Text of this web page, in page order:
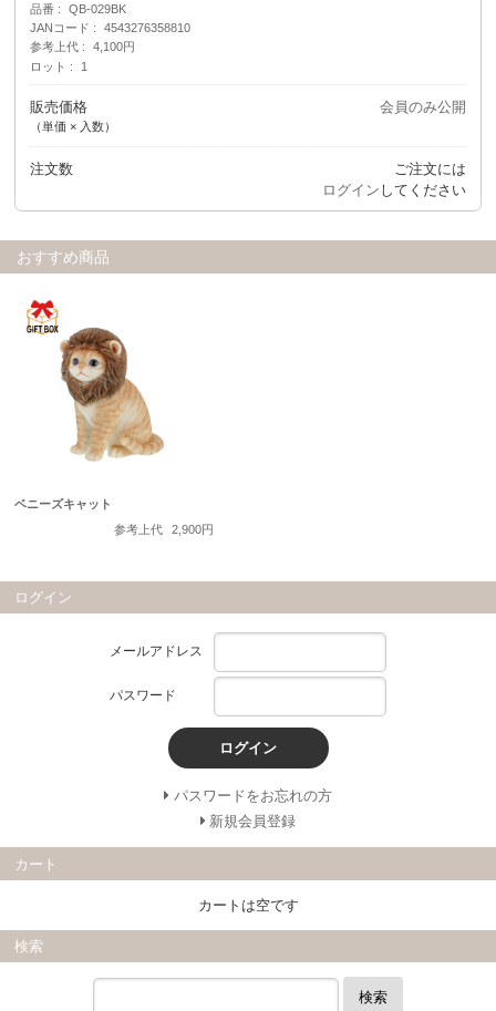
品番
QB-029BK
JANコード
4543276358810
参考上代
4,100円
ロット
1
販売価格
（単価 × 入数）
会員のみ公開
注文数
ご注文には
ログイン してください
おすすめ商品
ベニーズキャット
参考上代
2,900円
ログイン
メールアドレス
パスワード
ログイン
パスワードをお忘れの方
新規会員登録
カート
カートは空です
検索
検索